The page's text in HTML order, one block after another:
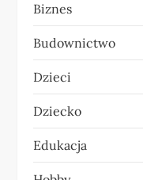
c
j
a
w
p
Biznes
Budownictwo
Dzieci
Dziecko
Edukacja